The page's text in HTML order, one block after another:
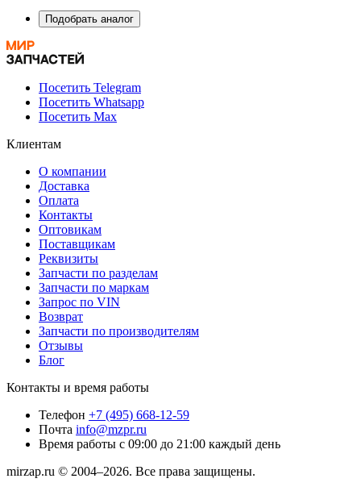
Подобрать аналог
Посетить Telegram
Посетить Whatsapp
Посетить Max
Клиентам
О компании
Доставка
Оплата
Контакты
Оптовикам
Поставщикам
Реквизиты
Запчасти по разделам
Запчасти по маркам
Запрос по VIN
Возврат
Запчасти по производителям
Отзывы
Блог
Контакты и время работы
Телефон +7 (495) 668-12-59
Почта info@mzpr.ru
Время работы с 09:00 до 21:00 каждый день
mirzap.ru © 2004–2026. Все права защищены.